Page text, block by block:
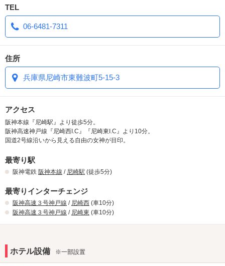
③Ａランクのお部屋も料金が同じなので早い者勝ち♪
④サービスタイムも4H～13H迄にリニュ－アル！仮眠するも、まっ
たりするも♪
TEL
06-6481-7311
住所
兵庫県尼崎市東難波町5-15-3
アクセス
阪神本線『尼崎駅』より徒歩5分。
阪神高速神戸線『尼崎西I.C』『尼崎東I.C』より10分。
国道2号線沿いから見える自由の女神が目印。
最寄り駅
阪神電鉄 阪神本線 / 尼崎駅 (徒歩5分)
最寄りインターチェンジ
阪神高速３号神戸線 / 尼崎西 (車10分)
阪神高速３号神戸線 / 尼崎東 (車10分)
ホテル設備 ※一部設置